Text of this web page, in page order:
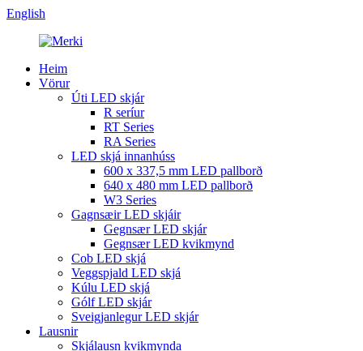
English
Heim
Vörur
Úti LED skjár
R seríur
RT Series
RA Series
LED skjá innanhúss
600 x 337,5 mm LED pallborð
640 x 480 mm LED pallborð
W3 Series
Gagnsæir LED skjáir
Gegnsær LED skjár
Gegnsær LED kvikmynd
Cob LED skjá
Veggspjald LED skjá
Kúlu LED skjá
Gólf LED skjár
Sveigjanlegur LED skjár
Lausnir
Skjálausn kvikmynda